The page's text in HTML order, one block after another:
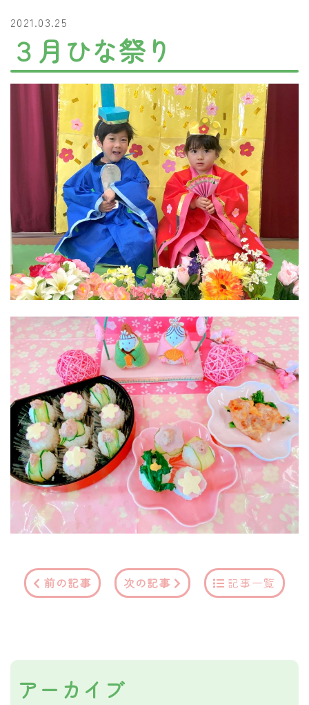
2021.03.25
３月ひな祭り
前の記事 次の記事 記事一覧
アーカイブ